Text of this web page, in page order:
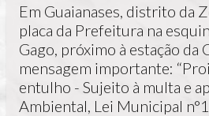
Em Guaianases, distrito da
placa da Prefeitura na
Gago, próximo à estação da
mensagem importante:
entulho - Sujeito à multa e
Ambiental, Lei Municipal